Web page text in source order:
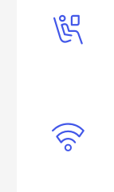
SIG022
SIG012